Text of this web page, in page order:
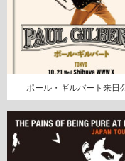
ポール・ギルバート来日